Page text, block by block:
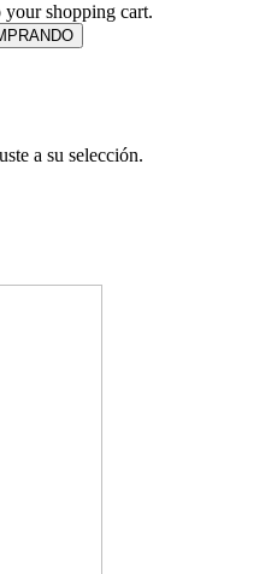
your shopping cart.
a su selección.